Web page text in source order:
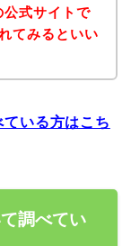
式サイトで
てみるといい
いる方はこち
調べてい